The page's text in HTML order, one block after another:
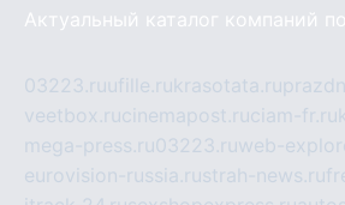
Актуальный каталог компаний
03223.ruufille.rukrasotata.ru
veetbox.rucinemapost.ruciam-fr.ru
mega-press.ru03223.ruweb-
eurovision-russia.rustrah-news.ru